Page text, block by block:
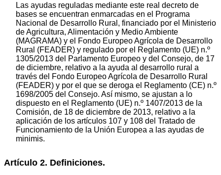
Las ayudas reguladas mediante este real decreto de
bases se encuentran enmarcadas en el Programa
Nacional de Desarrollo Rural, financiado por el Ministerio
de Agricultura, Alimentación y Medio Ambiente
(MAGRAMA) y el Fondo Europeo Agrícola de Desarrollo
Rural (FEADER) y regulado por el Reglamento (UE) n.º
1305/2013 del Parlamento Europeo y del Consejo, de 17
de diciembre, relativo a la ayuda al desarrollo rural a
través del Fondo Europeo Agrícola de Desarrollo Rural
(FEADER) y por el que se deroga el Reglamento (CE) n.º
1698/2005 del Consejo. Así mismo, se ajustan a lo
dispuesto en el Reglamento (UE) n.º 1407/2013 de la
Comisión, de 18 de diciembre de 2013, relativo a la
aplicación de los artículos 107 y 108 del Tratado de
Funcionamiento de la Unión Europea a las ayudas de
minimis.
Artículo 2. Definiciones.